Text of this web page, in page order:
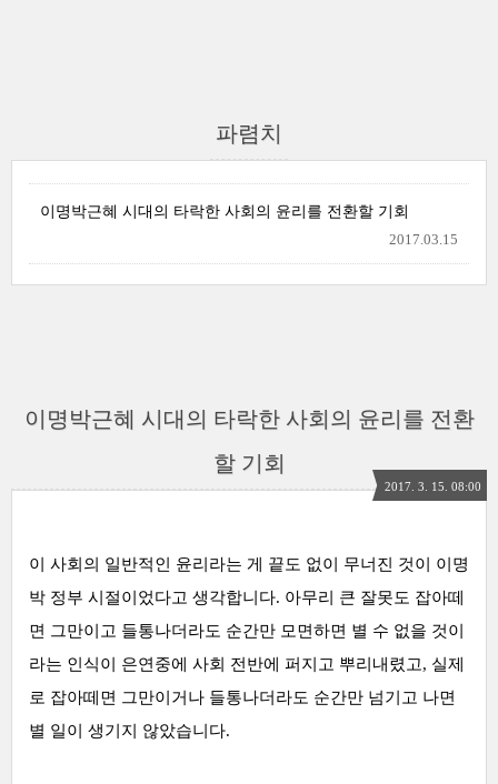
파렴치
이명박근혜 시대의 타락한 사회의 윤리를 전환할 기회
2017.03.15
이명박근혜 시대의 타락한 사회의 윤리를 전환
할 기회
2017. 3. 15. 08:00
이 사회의 일반적인 윤리라는 게 끝도 없이 무너진 것이 이명
박 정부 시절이었다고 생각합니다. 아무리 큰 잘못도 잡아떼
면 그만이고 들통나더라도 순간만 모면하면 별 수 없을 것이
라는 인식이 은연중에 사회 전반에 퍼지고 뿌리내렸고, 실제
로 잡아떼면 그만이거나 들통나더라도 순간만 넘기고 나면
별 일이 생기지 않았습니다.